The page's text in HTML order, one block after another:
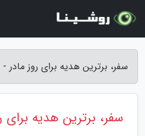
سفر، برترین هدیه برای روز
سفر، برترین هدیه برای